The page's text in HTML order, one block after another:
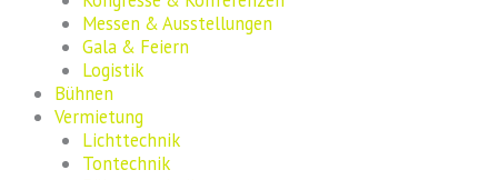
Messen & Ausstellungen
Gala & Feiern
Logistik
Bühnen
Vermietung
Lichttechnik
Tontechnik